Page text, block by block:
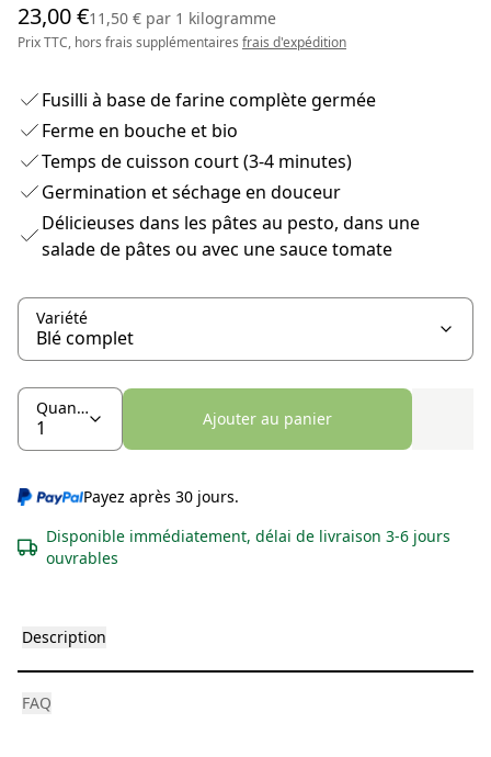
23,00 €11,50 € par 1 kilogramme
Prix TTC, hors frais supplémentaires frais d'expédition
Fusilli à base de farine complète germée
Ferme en bouche et bio
Temps de cuisson court (3-4 minutes)
Germination et séchage en douceur
Délicieuses dans les pâtes au pesto, dans une
salade de pâtes ou avec une sauce tomate
Variété
Quantité
Ajouter au panier
Payez après 30 jours.
Disponible immédiatement, délai de livraison 3-6 jours
ouvrables
Description
FAQ